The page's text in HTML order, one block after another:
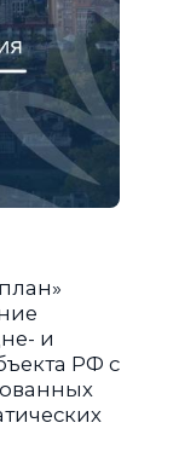
и
РФ с